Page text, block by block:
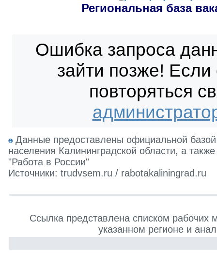
Региональная база
Ошибка запроса
зайти позже!
повторяться
Данные предоставлены официальной базой
населения Калининградской области, а
"Работа в России"
Источники: trudvsem.ru / rabotakaliningrad.ru
Ссылка представлена списком рабочих
указанном регионе и